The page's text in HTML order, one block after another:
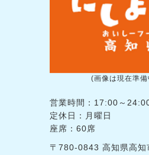
(画像は現在準
営業時間：17:00～
定休日：月曜日
座席：60席
〒780-0843 高知県高知